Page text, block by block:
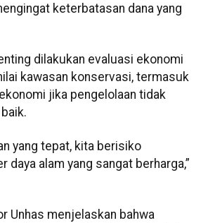
keterbatasan dana yang
dilakukan evaluasi ekonomi
kawasan konservasi, termasuk
jika pengelolaan tidak
yang tepat, kita berisiko
daya alam yang sangat berharga,”
Unhas menjelaskan bahwa